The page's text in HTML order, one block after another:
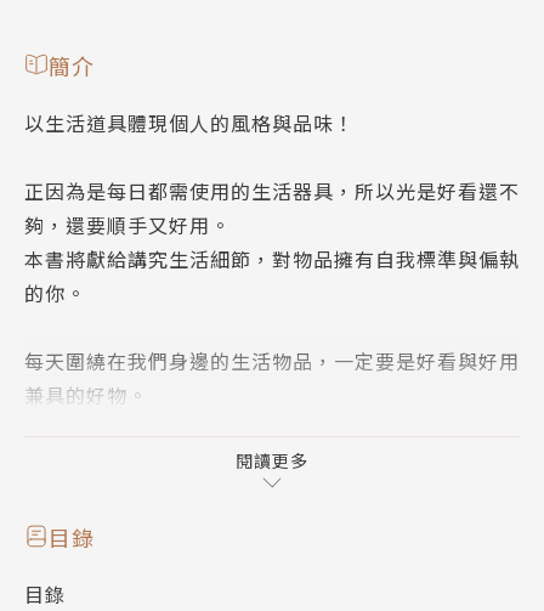
簡介
以生活道具體現個人的風格與品味！
正因為是每日都需使用的生活器具，所以光是好看還不
夠，還要順手又好用。
本書將獻給講究生活細節，對物品擁有自我標準與偏執
的你。
每天圍繞在我們身邊的生活物品，一定要是好看與好用
兼具的好物。
要有自己的個性與態度。這些好物，可能是自很有歷史
的老店，經由職人手工製作；也可能是透過設計師的描
繪、定位，講究地研究各種使用習慣；也或是藉由具有
閱讀更多
目錄
目錄